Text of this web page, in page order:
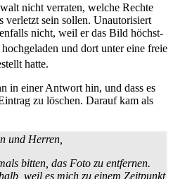
nicht verraten, welche Rechte
verletzt sein sollen. Unautorisiert
nicht, weil er das Bild höchst­
hochgeladen und dort unter eine freie
hatte.
in einer Antwort hin, und dass es
zu löschen. Darauf kam als
und Herren,
bitten, das Foto zu entfernen.
weil es mich zu einem Zeitpunkt